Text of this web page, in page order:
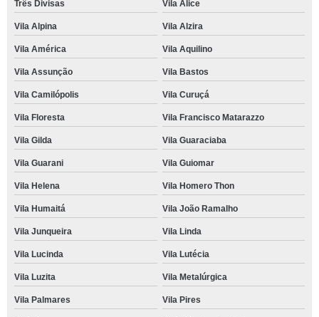
Três Divisas Vila Alice
Vila Alpina Vila Alzira
Vila América Vila Aquilino
Vila Assunção Vila Bastos
Vila Camilópolis Vila Curuçá
Vila Floresta Vila Francisco Matarazzo
Vila Gilda Vila Guaraciaba
Vila Guarani Vila Guiomar
Vila Helena Vila Homero Thon
Vila Humaitá Vila João Ramalho
Vila Junqueira Vila Linda
Vila Lucinda Vila Lutécia
Vila Luzita Vila Metalúrgica
Vila Palmares Vila Pires